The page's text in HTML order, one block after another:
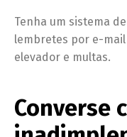
Tenha um sistema
lembretes por e-
elevador e multas.
Converse